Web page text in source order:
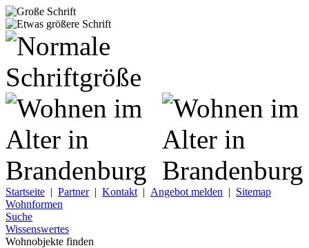
Startseite | Partner| Kontakt | Angebot melden | Sitemap
Wohnformen
Suche
Wissenswertes
Wohnobjekte finden